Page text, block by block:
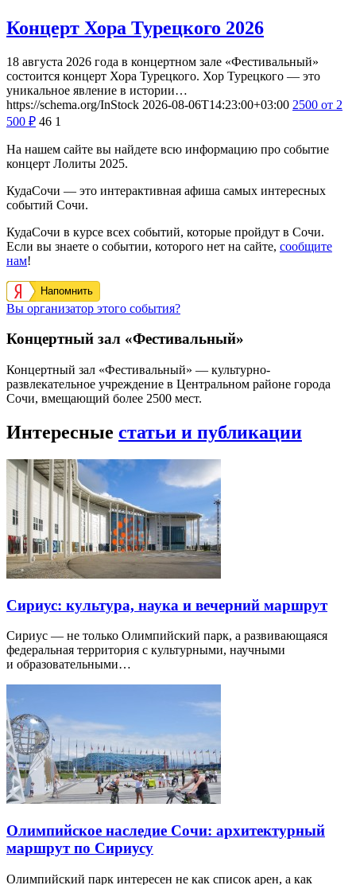
Концерт Хора Турецкого 2026
18 августа 2026 года в концертном зале «Фестивальный»
состоится концерт Хора Турецкого. Хор Турецкого — это
уникальное явление в истории…
https://schema.org/InStock 2026-08-06T14:23:00+03:00 2500 от 2
500 ₽ 46 1
На нашем сайте вы найдете всю информацию про событие
концерт Лолиты 2025.
КудаСочи — это интерактивная афиша самых интересных
событий Сочи.
КудаСочи в курсе всех событий, которые пройдут в Сочи.
Если вы знаете о событии, которого нет на сайте, сообщите
нам!
Напомнить
Вы организатор этого события?
Концертный зал «Фестивальный»
Концертный зал «Фестивальный» — культурно-
развлекательное учреждение в Центральном районе города
Сочи, вмещающий более 2500 мест.
Интересные статьи и публикации
Сириус: культура, наука и вечерний маршрут
Сириус — не только Олимпийский парк, а развивающаяся
федеральная территория с культурными, научными
и образовательными…
Олимпийское наследие Сочи: архитектурный
маршрут по Сириусу
Олимпийский парк интересен не как список арен, а как